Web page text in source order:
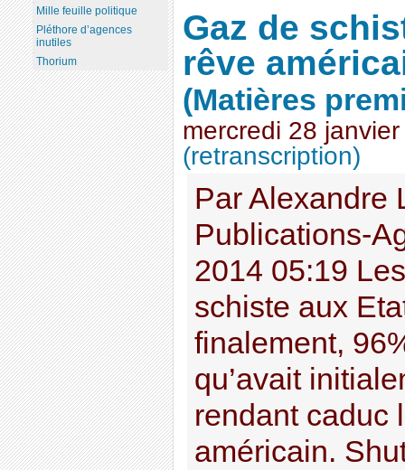
Gaz de
rêve
(Matières
mercredi 28
(retranscription)
Par Alexandre
Publications-
2014 05:19
schiste aux
finalement,
qu’avait
rendant caduc
américain.
Mille feuille politique
Pléthore d’agences
inutiles
Thorium